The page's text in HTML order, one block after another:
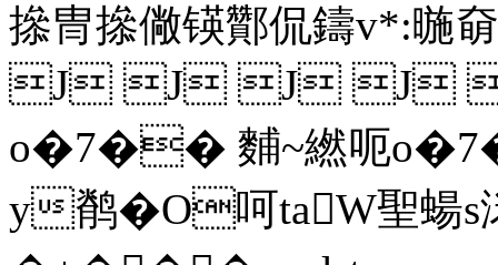
撡冑撡僘锳酇侃鑄v*:
J J J J
o�7�� 麱~繎呃
y鹡�O呵taW聖蝪